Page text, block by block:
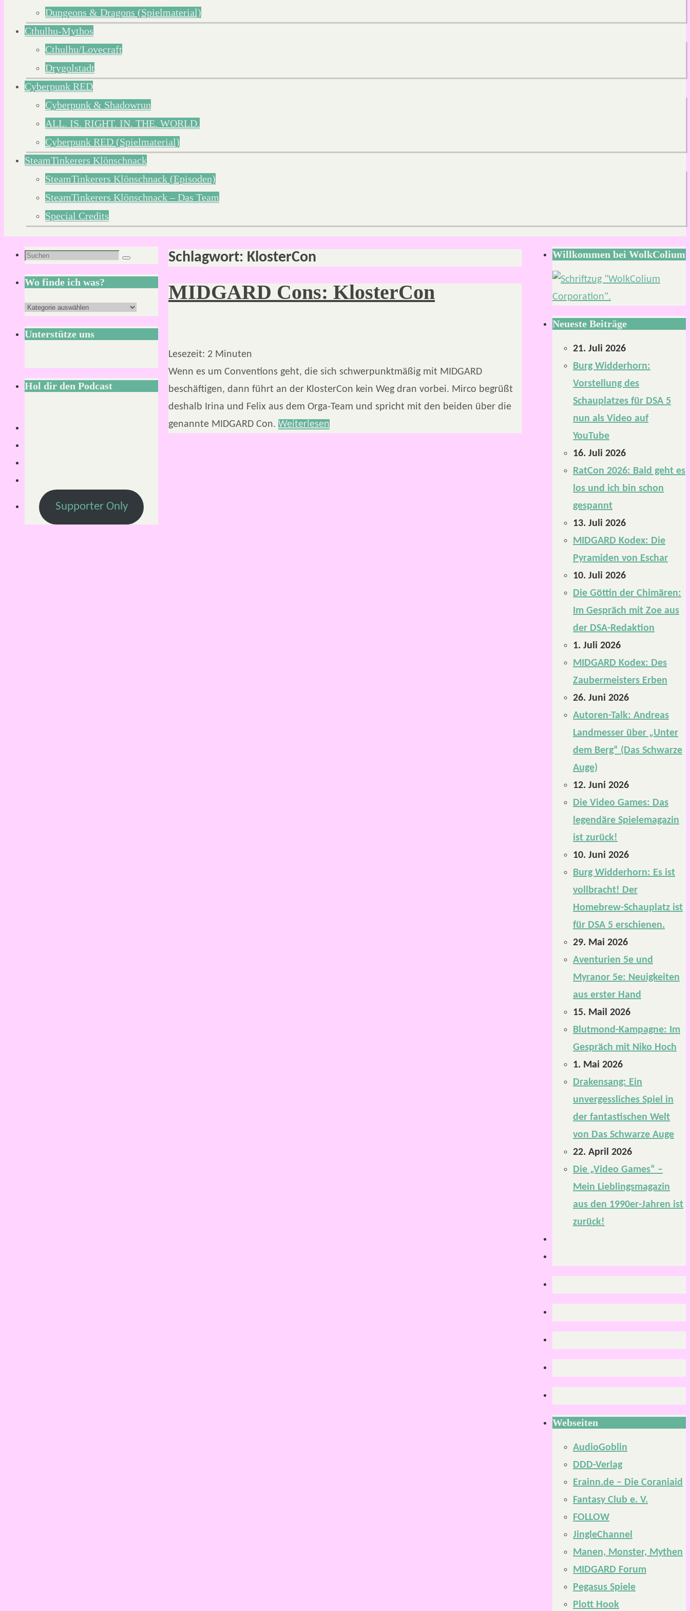
Dungeons & Dragons (Spielmaterial)
Cthulhu-Mythos
Cthulhu/Lovecraft
Drygolstadt
Cyberpunk RED
Cyberpunk & Shadowrun
ALL. IS. RIGHT. IN. THE. WORLD.
Cyberpunk RED (Spielmaterial)
SteamTinkerers Klönschnack
SteamTinkerers Klönschnack (Episoden)
SteamTinkerers Klönschnack – Das Team
Special Credits
Schlagwort: KlosterCon
MIDGARD Cons: KlosterCon
Lesezeit: 2 Minuten
Wenn es um Conventions geht, die sich schwerpunktmäßig mit MIDGARD
beschäftigen, dann führt an der KlosterCon kein Weg dran vorbei. Mirco begrüßt
deshalb Irina und Felix aus dem Orga-Team und spricht mit den beiden über die
genannte MIDGARD Con. Weiterlesen
Suchen
nach:
Suchen
Wo finde ich was?
Wo
finde
ich
Unterstütze uns
Hol dir den Podcast
Supporter Only
Willkommen bei WolkColium
Neueste Beiträge
21. Juli 2026
Burg Widderhorn:
Vorstellung des
Schauplatzes für DSA 5
nun als Video auf
YouTube
16. Juli 2026
RatCon 2026: Bald geht es
los und ich bin schon
gespannt
13. Juli 2026
MIDGARD Kodex: Die
Pyramiden von Eschar
10. Juli 2026
Die Göttin der Chimären:
Im Gespräch mit Zoe aus
der DSA-Redaktion
1. Juli 2026
MIDGARD Kodex: Des
Zaubermeisters Erben
26. Juni 2026
Autoren-Talk: Andreas
Landmesser über „Unter
dem Berg“ (Das Schwarze
Auge)
12. Juni 2026
Die Video Games: Das
legendäre Spielemagazin
ist zurück!
10. Juni 2026
Burg Widderhorn: Es ist
vollbracht! Der
Homebrew-Schauplatz ist
für DSA 5 erschienen.
29. Mai 2026
Aventurien 5e und
Myranor 5e: Neuigkeiten
aus erster Hand
15. Mail 2026
Blutmond-Kampagne: Im
Gespräch mit Niko Hoch
1. Mai 2026
Drakensang: Ein
unvergessliches Spiel in
der fantastischen Welt
von Das Schwarze Auge
22. April 2026
Die „Video Games“ –
Mein Lieblingsmagazin
aus den 1990er-Jahren ist
zurück!
Webseiten
AudioGoblin
DDD-Verlag
Erainn.de – Die Coraniaid
Fantasy Club e. V.
FOLLOW
JingleChannel
Manen, Monster, Mythen
MIDGARD Forum
Pegasus Spiele
Plott Hook